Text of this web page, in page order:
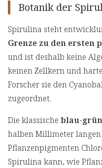
Botanik der
Spirulina steht
Grenze zu den ersten
und ist deshalb keine
keinen Zellkern und
Forscher sie den
zugeordnet.
Die klassische blau-
halben Millimeter
Pflanzenpigmenten
Spirulina kann, wie